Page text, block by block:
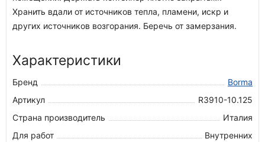
Хранить вдали от источников тепла, пламени, искр и
других источников возгорания. Беречь от замерзания.
Характеристики
Бренд
Borma
Артикул
R3910-10.125
Страна производитель
Италия
Для работ
Внутренних